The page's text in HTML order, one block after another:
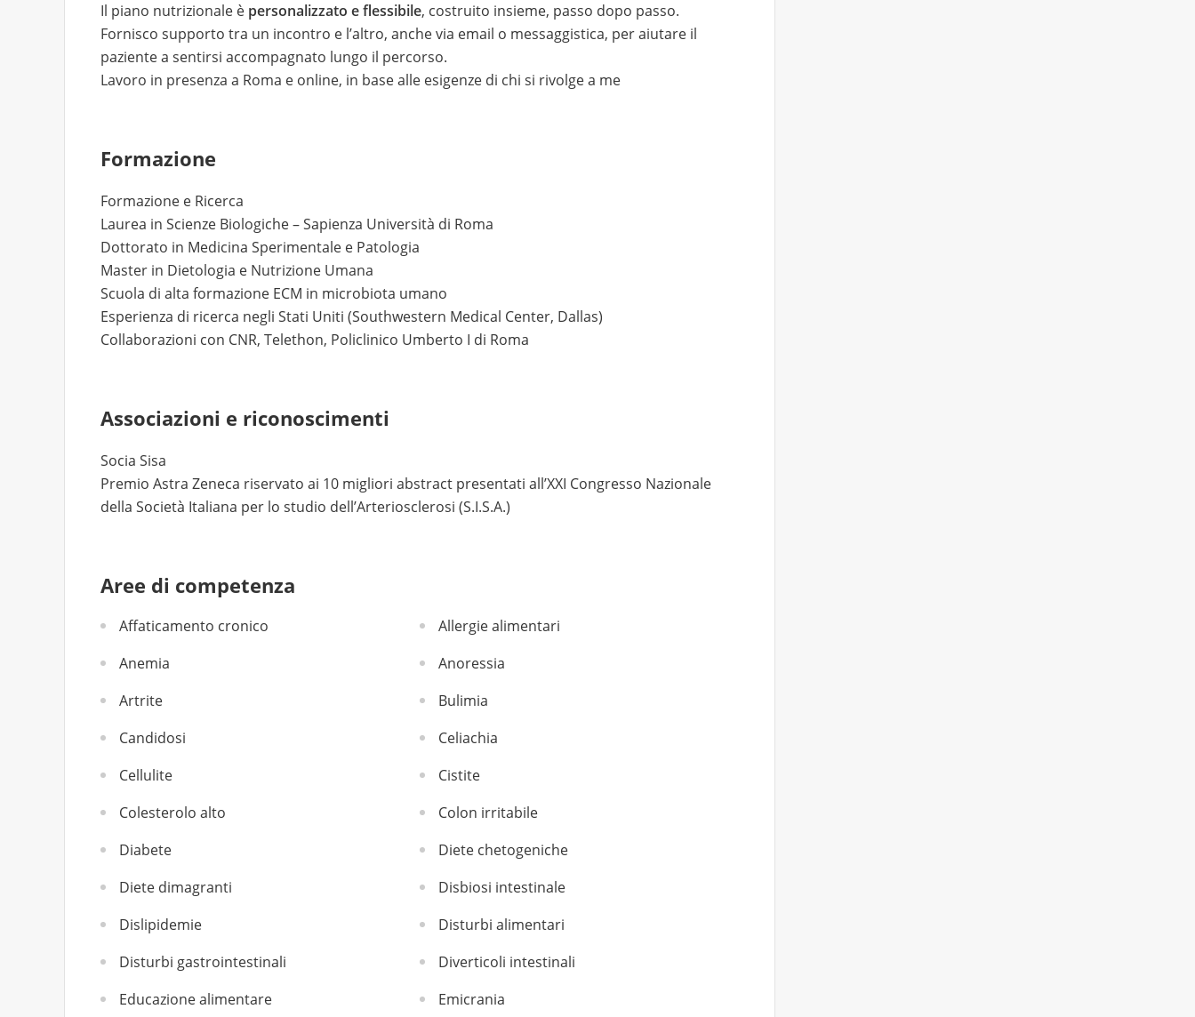
Il piano nutrizionale è personalizzato e flessibile, costruito insieme, passo dopo passo.
Fornisco supporto tra un incontro e l’altro, anche via email o messaggistica, per aiutare il
paziente a sentirsi accompagnato lungo il percorso.
Lavoro in presenza a Roma e online, in base alle esigenze di chi si rivolge a me
Formazione
Formazione e Ricerca
Laurea in Scienze Biologiche – Sapienza Università di Roma
Dottorato in Medicina Sperimentale e Patologia
Master in Dietologia e Nutrizione Umana
Scuola di alta formazione ECM in microbiota umano
Esperienza di ricerca negli Stati Uniti (Southwestern Medical Center, Dallas)
Collaborazioni con CNR, Telethon, Policlinico Umberto I di Roma
Associazioni e riconoscimenti
Socia Sisa
Premio Astra Zeneca riservato ai 10 migliori abstract presentati all’XXI Congresso Nazionale
della Società Italiana per lo studio dell’Arteriosclerosi (S.I.S.A.)
Aree di competenza
Affaticamento cronico
Allergie alimentari
Anemia
Anoressia
Artrite
Bulimia
Candidosi
Celiachia
Cellulite
Cistite
Colesterolo alto
Colon irritabile
Diabete
Diete chetogeniche
Diete dimagranti
Disbiosi intestinale
Dislipidemie
Disturbi alimentari
Disturbi gastrointestinali
Diverticoli intestinali
Educazione alimentare
Emicrania